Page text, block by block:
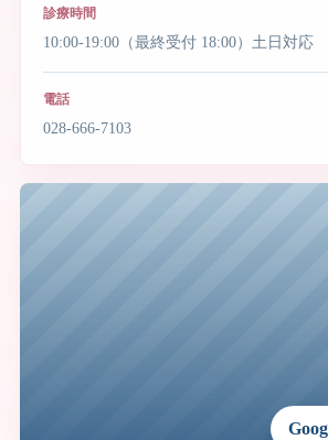
診療時間
10:00-19:00（最終受付 18:00）土日対応
電話
028-666-7103